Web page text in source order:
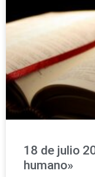
18 de julio
humano»